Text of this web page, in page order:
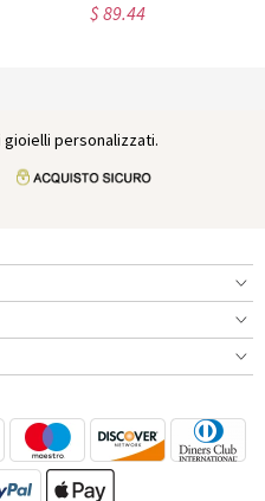
$ 89.44
personalizzati.